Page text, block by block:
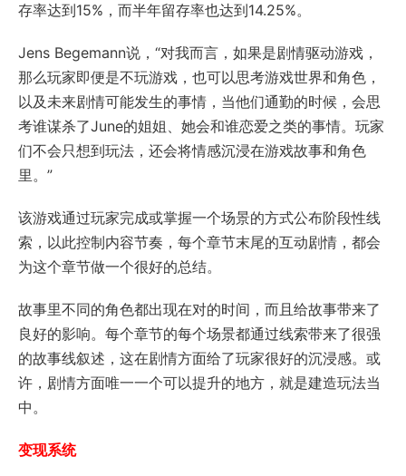
存率达到15%，而半年留存率也达到14.25%。
Jens Begemann说，“对我而言，如果是剧情驱动游戏，
那么玩家即便是不玩游戏，也可以思考游戏世界和角色，
以及未来剧情可能发生的事情，当他们通勤的时候，会思
考谁谋杀了June的姐姐、她会和谁恋爱之类的事情。玩家
们不会只想到玩法，还会将情感沉浸在游戏故事和角色
里。”
该游戏通过玩家完成或掌握一个场景的方式公布阶段性线
索，以此控制内容节奏，每个章节末尾的互动剧情，都会
为这个章节做一个很好的总结。
故事里不同的角色都出现在对的时间，而且给故事带来了
良好的影响。每个章节的每个场景都通过线索带来了很强
的故事线叙述，这在剧情方面给了玩家很好的沉浸感。或
许，剧情方面唯一一个可以提升的地方，就是建造玩法当
中。
变现系统